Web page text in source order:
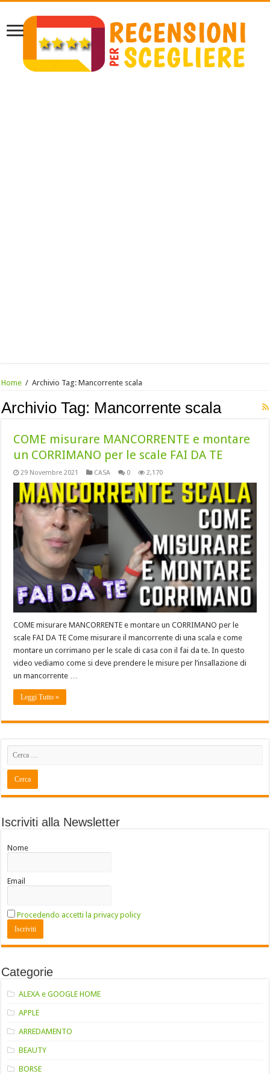
Home / Archivio Tag:Mancorrente scala
Archivio Tag: Mancorrente scala
COME misurare MANCORRENTE e montare
un CORRIMANO per le scale FAI DA TE
29 Novembre 2021 CASA 0 2,170
COME misurare MANCORRENTE e montare un CORRIMANO per le
scale FAI DA TE Come misurare il mancorrente di una scala e come
montare un corrimano per le scale di casa con il fai da te. In questo
video vediamo come si deve prendere le misure per l’insallazione di
un mancorrente …
Leggi Tutto »
Iscriviti alla Newsletter
Nome
Email
Procedendo accetti la privacy policy
Categorie
ALEXA e GOOGLE HOME
APPLE
ARREDAMENTO
BEAUTY
BORSE